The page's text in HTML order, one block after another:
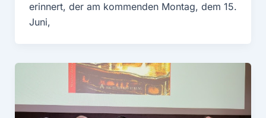
erinnert, der am kommenden Montag, dem 15.
Juni,